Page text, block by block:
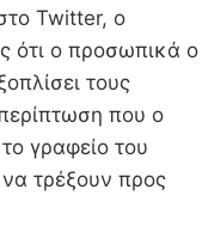
Twitter, ο
ότι ο προσωπικά ο
τους
που ο
γραφείο του
τρέξουν προς